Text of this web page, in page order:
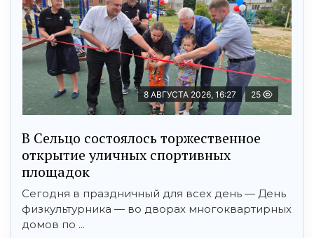
8 АВГУСТА 2026, 16:27 25
В Сельцо состоялось торжественное
открытие уличных спортивных
площадок
Сегодня в праздничный для всех день — День
физкультурника — во дворах многоквартирных
домов по ...